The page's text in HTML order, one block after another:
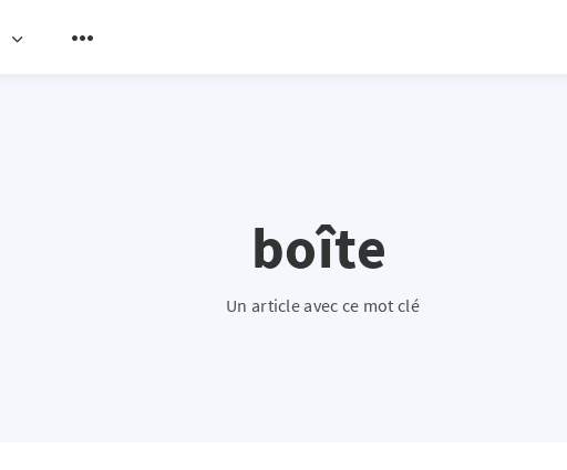
boîte
Un article avec ce mot clé